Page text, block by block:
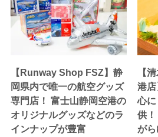
【Runway Shop FSZ】静
岡県内で唯一の航空グッズ
専門店！ 富士山静岡空港の
オリジナルグッズなどのラ
インナップが豊富
【
港
心
供
が